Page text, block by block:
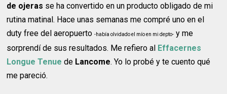
de ojeras se ha convertido en un producto obligado de mi
rutina matinal. Hace unas semanas me compré uno en el
duty free del aeropuerto-había olvidado el mío en mi depto- y me
sorprendí de sus resultados. Me refiero al Effacernes
Longue Tenue de Lancome. Yo lo probé y te cuento qué
me pareció.